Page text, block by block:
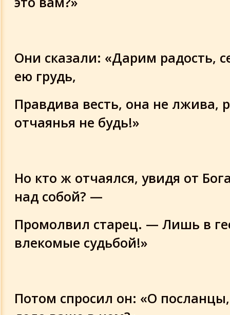
Они сказали: «Дарим радость,
ею грудь,
Правдива весть, она не лжива,
отчаянья не будь!»
Но кто ж отчаялся, увидя от
над собой? —
Промолвил старец. — Лишь в
влекомые судьбой!»
Потом спросил он: «О